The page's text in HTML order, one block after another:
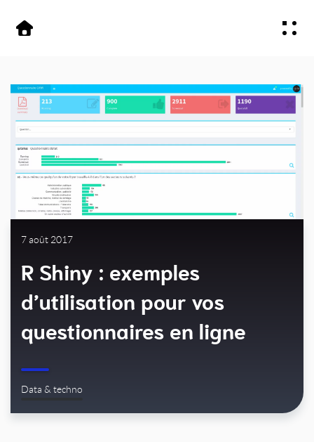
au
contenu
Secteurs
Contactez-nous
7 août 2017
R Shiny : exemples
d’utilisation pour vos
questionnaires en ligne
Data & techno